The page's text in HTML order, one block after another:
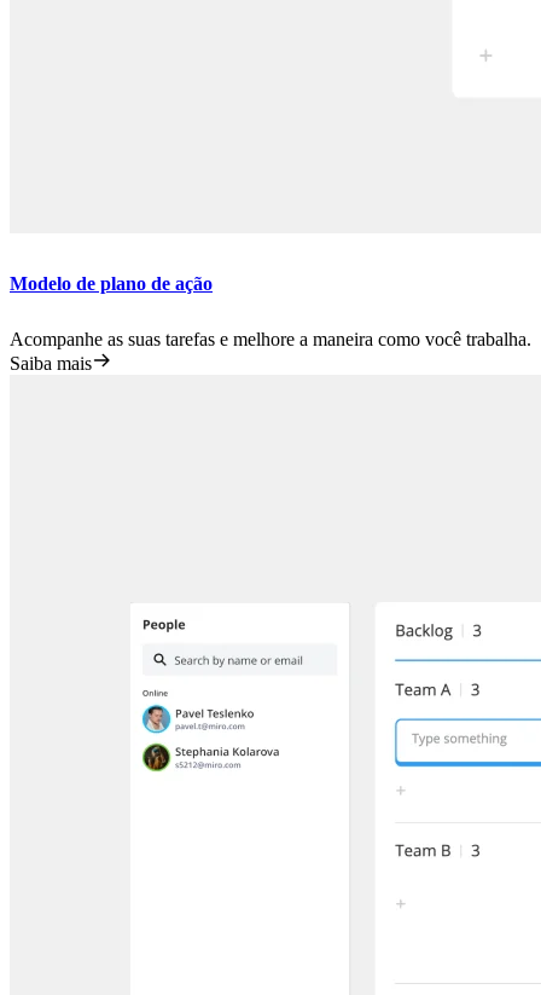
Modelo de plano de ação
Acompanhe as suas tarefas e melhore a maneira como você trabalha.
Saiba mais